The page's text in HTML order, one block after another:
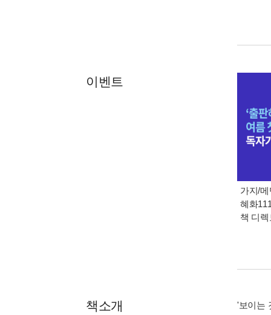
이벤트
가지/
혜화
책 디
책소개
'보이는